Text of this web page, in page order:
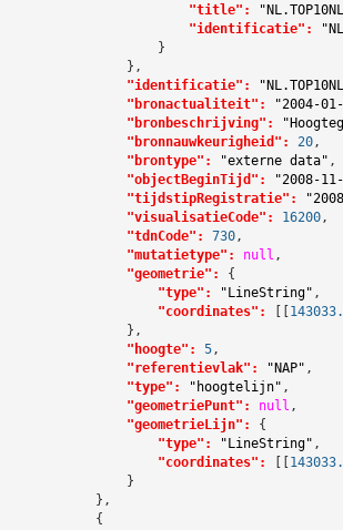
"title":
"identificatie":
                    }
                },
"identificatie":
"bronactualiteit":
"2004-
"bronbeschrijving":
"bronnauwkeurigheid":
20,
"brontype":
"externe data" ,
"objectBeginTijd":
"2008-
"tijdstipRegistratie":
"visualisatieCode":
16200,
"tdnCode":
730,
"mutatietype":
null ,
"geometrie":
{
"type":
"LineString" ,
"coordinates":
[[
                },
"hoogte":
5,
"referentievlak":
"NAP" ,
"type":
"hoogtelijn" ,
"geometriePunt":
null ,
"geometrieLijn":
{
"type":
"LineString" ,
"coordinates":
[[
                }
            },
            {